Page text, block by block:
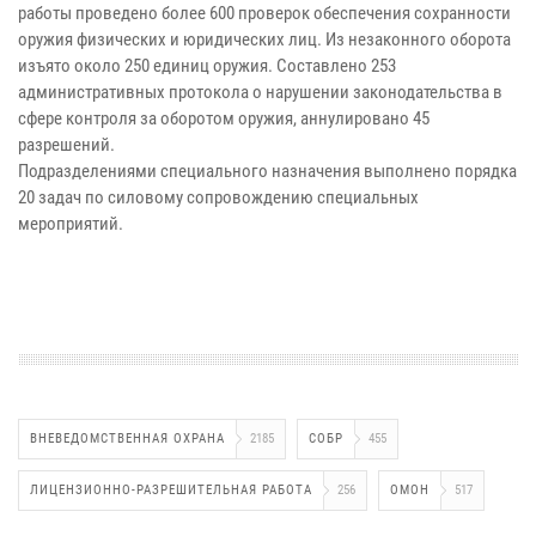
работы проведено более 600 проверок обеспечения сохранности
оружия физических и юридических лиц. Из незаконного оборота
изъято около 250 единиц оружия. Составлено 253
административных протокола о нарушении законодательства в
сфере контроля за оборотом оружия, аннулировано 45
разрешений.
Подразделениями специального назначения выполнено порядка
20 задач по силовому сопровождению специальных
мероприятий.
ВНЕВЕДОМСТВЕННАЯ ОХРАНА 2185 СОБР 455
ЛИЦЕНЗИОННО-РАЗРЕШИТЕЛЬНАЯ РАБОТА 256 ОМОН 517